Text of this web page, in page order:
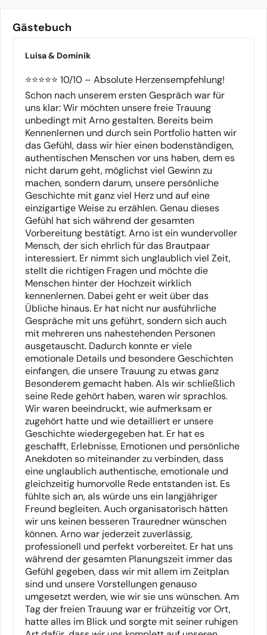
Gästebuch
Luisa & Dominik
⭐⭐⭐⭐⭐ 10/10 – Absolute Herzensempfehlung!
Schon nach unserem ersten Gespräch war für
uns klar: Wir möchten unsere freie Trauung
unbedingt mit Arno gestalten. Bereits beim
Kennenlernen und durch sein Portfolio hatten wir
das Gefühl, dass wir hier einen bodenständigen,
authentischen Menschen vor uns haben, dem es
nicht darum geht, möglichst viel Gewinn zu
machen, sondern darum, unsere persönliche
Geschichte mit ganz viel Herz und auf eine
einzigartige Weise zu erzählen. Genau dieses
Gefühl hat sich während der gesamten
Vorbereitung bestätigt. Arno ist ein wundervoller
Mensch, der sich ehrlich für das Brautpaar
interessiert. Er nimmt sich unglaublich viel Zeit,
stellt die richtigen Fragen und möchte die
Menschen hinter der Hochzeit wirklich
kennenlernen. Dabei geht er weit über das
Übliche hinaus. Er hat nicht nur ausführliche
Gespräche mit uns geführt, sondern sich auch
mit mehreren uns nahestehenden Personen
ausgetauscht. Dadurch konnte er viele
emotionale Details und besondere Geschichten
einfangen, die unsere Trauung zu etwas ganz
Besonderem gemacht haben. Als wir schließlich
seine Rede gehört haben, waren wir sprachlos.
Wir waren beeindruckt, wie aufmerksam er
zugehört hatte und wie detailliert er unsere
Geschichte wiedergegeben hat. Er hat es
geschafft, Erlebnisse, Emotionen und persönliche
Anekdoten so miteinander zu verbinden, dass
eine unglaublich authentische, emotionale und
gleichzeitig humorvolle Rede entstanden ist. Es
fühlte sich an, als würde uns ein langjähriger
Freund begleiten. Auch organisatorisch hätten
wir uns keinen besseren Trauredner wünschen
können. Arno war jederzeit zuverlässig,
professionell und perfekt vorbereitet. Er hat uns
während der gesamten Planungszeit immer das
Gefühl gegeben, dass wir mit allem im Zeitplan
sind und unsere Vorstellungen genauso
umgesetzt werden, wie wir sie uns wünschen. Am
Tag der freien Trauung war er frühzeitig vor Ort,
hatte alles im Blick und sorgte mit seiner ruhigen